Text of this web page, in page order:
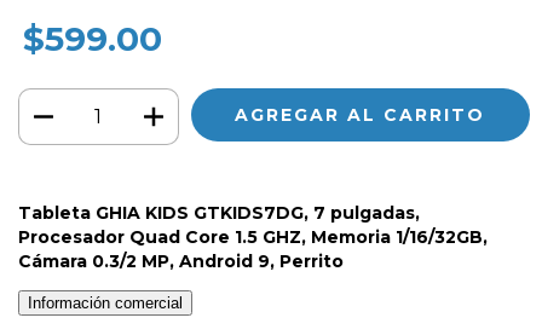
$599.00
Tableta GHIA KIDS GTKIDS7DG, 7 pulgadas,
Procesador Quad Core 1.5 GHZ, Memoria 1/16/32GB,
Cámara 0.3/2 MP, Android 9, Perrito
Información comercial